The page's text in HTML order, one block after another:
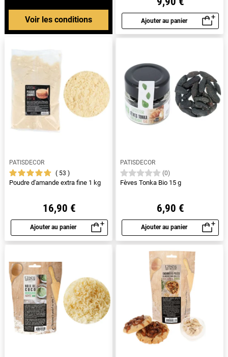
Voir les conditions Ajouter au panier
Aperçu rapide
PATISDECOR
53
Poudre d'amande extra fine 1 kg
16,90 €
Ajouter au panier
Aperçu rapide
PATISDECOR
(0)
Fèves Tonka Bio 15 g
6,90 €
Ajouter au panier
Aperçu rapide